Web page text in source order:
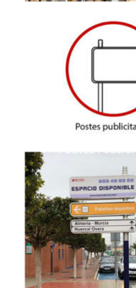
POSTES